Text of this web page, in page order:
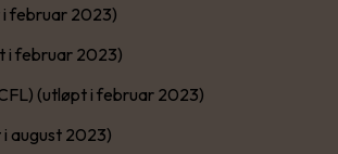
i februar 2023)
i februar 2023)
(utløpt i februar 2023)
august 2023)